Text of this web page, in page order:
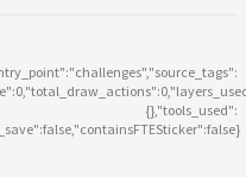
{},"tools_used":